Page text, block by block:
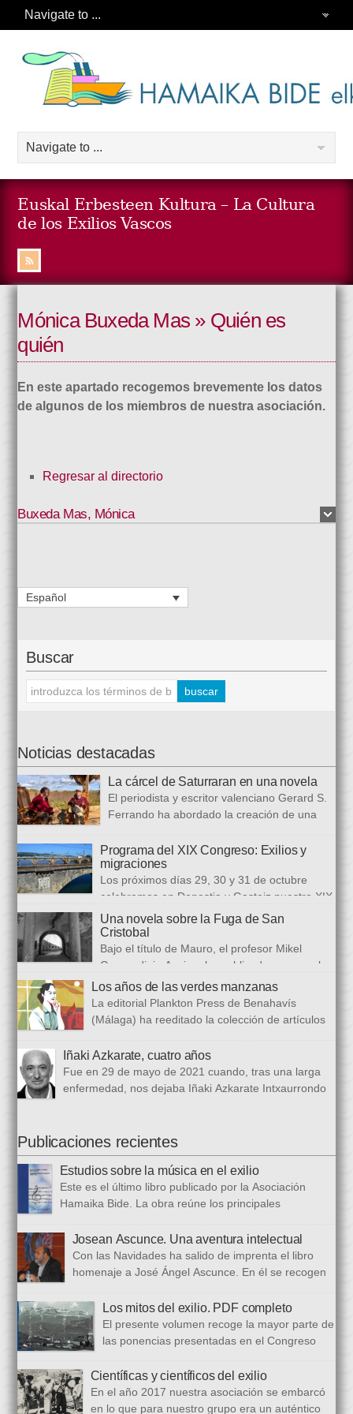
Euskal Erbesteen Kultura – La Cultura
de los Exilios Vascos
Mónica Buxeda Mas » Quién es
quién
En este apartado recogemos brevemente los datos
de algunos de los miembros de nuestra asociación.
Regresar al directorio
Buxeda Mas, Mónica
Español
Buscar
Noticias destacadas
La cárcel de Saturraran en una novela
El periodista y escritor valenciano Gerard S.
Ferrando ha abordado la creación de una
realidad actual, con numerosas referencias al pasado. El ciclo
se inició en 2024 con Cariño, soy un iai@flauta, continuó en
2025 con Los abrazos aplazados y finalizará con Las
ausencias que heredamos, directamente ligada […]
Programa del XIX Congreso: Exilios y
migraciones
Los próximos días 29, 30 y 31 de octubre
celebramos en Donostia y Gasteiz nuestro XIX
congreso internacional, con especialistas de muy diversas
universidades y procedencias. En esta ocasión se trata de
establecer paralelismos entre los fugitivos de la Guerra Civil
española y estos otros hombres y mujeres que arriban a
nuestro país desde territorios […]
Una novela sobre la Fuga de San
Cristobal
Bajo el título de Mauro, el profesor Mikel
Guerendiain Azpiroz ha publicado una novela
histórica en castellano en la que ficciona los sucesos de la
tristemente fuga del fuerte de San Cristobal, en el monte
Ezkaba, una de las mayores evasiones carcelarias de Europa,
que se convirtió en un auténtico baño de sangre: 206
republicanos […]
Los años de las verdes manzanas
La editorial Plankton Press de Benahavís
(Málaga) ha reeditado la colección de artículos
de las verdes manzanas” Cecilia García de Guilarte publicó del
1 de marzo al 24 de octubre de 1968, en el periódico franquista
La Voz de España. Esta colección, dieciséis artículos, había
sido parcialmente […]
Iñaki Azkarate, cuatro años
Fue en 29 de mayo de 2021 cuando, tras una larga
enfermedad, nos dejaba Iñaki Azkarate Intxaurrondo
desde sus mismos inicios. Entre nosotros dejó el recuerdo de
una persona trabajadora y comprometida, que huía de
protagonismos y cargos oficiales. Sus aficiones […]
Publicaciones recientes
Estudios sobre la música en el exilio
Este es el último libro publicado por la Asociación
Hamaika Bide. La obra reúne los principales
celebrado en 2023. Bajo ese epígrafe se han recogido un total
de dieciséis ponencias. El libro se ha estructurado en tres
bloques. En el primero se analizan aspectos generales del arte
popular […]
Josean Ascunce. Una aventura intelectual
Con las Navidades ha salido de imprenta el libro
homenaje a José Ángel Ascunce. En él se recogen
desde diferentes perspectivas, incluyendo una detallada
biografía, bibliografía y una recopilación fotográfica. Los
coordinadores han sido Carmen Gil Fombellida y José Ramón
Zabala. Con ellos han particidado once escritores: […]
Los mitos del exilio. PDF completo
El presente volumen recoge la mayor parte de
las ponencias presentadas en el Congreso
primera vez, hemos acordado difundirlo, además de en
formato papel, en formato PDF con la finalidad de reducir los
costes de correo que supone su difusión. En este PDF es
Científicas y científicos del exilio
En el año 2017 nuestra asociación se embarcó
en lo que para nuestro grupo era un auténtico